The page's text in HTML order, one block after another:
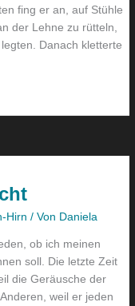
fing er an, auf Stühle
der Lehne zu rütteln,
Danach kletterte
Hirn / Von Daniela
ob ich meinen
soll. Die letzte Zeit
die Geräusche der
weil er jeden